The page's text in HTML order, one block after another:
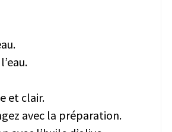
et clair.
avec la préparation.